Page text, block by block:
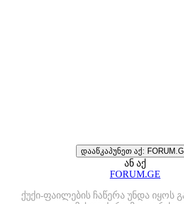
დააწკაპუნეთ აქ:
ან აქ
FORUM.GE
ქუქი-ფაილების ჩაწერა უნდა იყოს